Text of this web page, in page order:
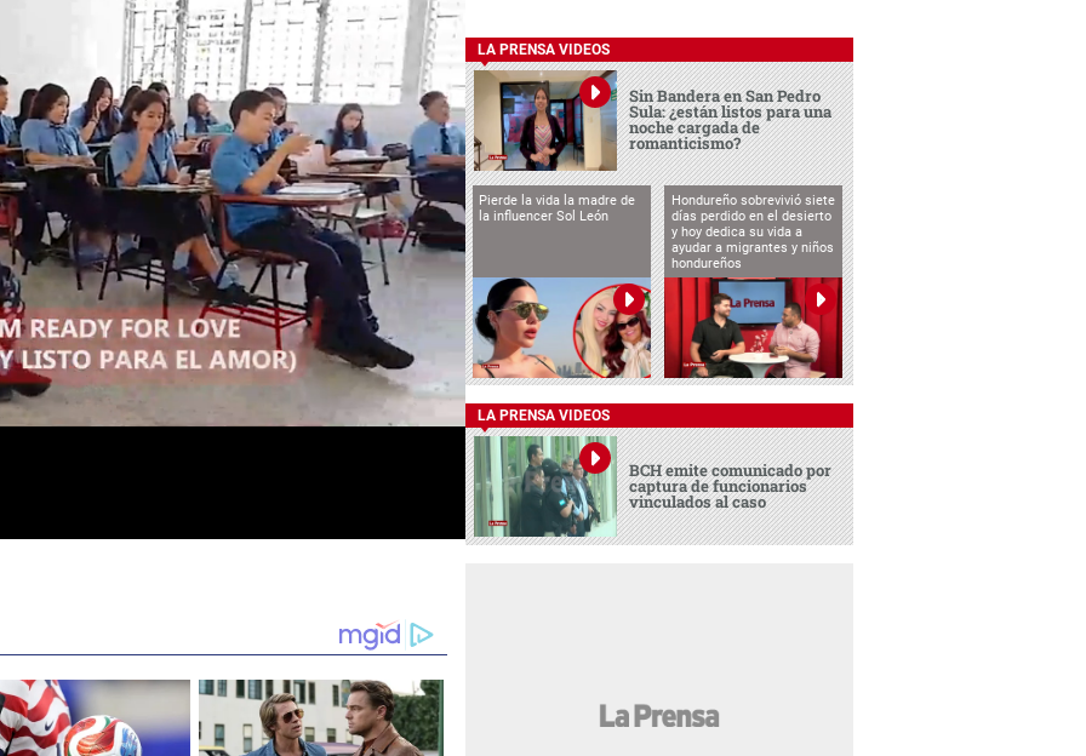
LA PRENSA VIDEOS
Sin Bandera en San Pedro
Sula: ¿están listos para una
noche cargada de
romanticismo?
Pierde la vida la madre de
la influencer Sol León
Hondureño sobrevivió siete
días perdido en el desierto
y hoy dedica su vida a
ayudar a migrantes y niños
hondureños
LA PRENSA VIDEOS
BCH emite comunicado por
captura de funcionarios
vinculados al caso